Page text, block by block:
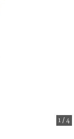
1/4